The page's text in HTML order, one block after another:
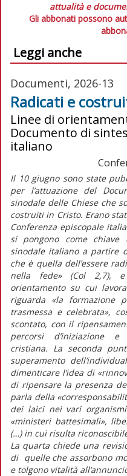
attualità e
Gli abbonati possono
Leggi anche
Documenti, 2026-13
Radicati e
Linee di
Documento di
italiano
Il 10 giugno sono state
per l’attuazione del
sinodale delle Chiese che
costruiti in Cristo. Erano
Conferenza episcopale
si pongono come
sinodale italiano a partire
che è quella dell’essere
nella fede» (Col 2,7),
orientamento su cui
riguarda «la formazione
trasmessa e celebrata»,
scontato, con il
percorsi d’iniziazione
cristiana. La seconda
superamento
dimenticare l’idea di
di ripensare la presenza
parla della
dei laici nei vari
«ministeri battesimali»,
(…) in cui risulta
La quarta chiede una
di quelle che assorbono
e tolgono vitalità